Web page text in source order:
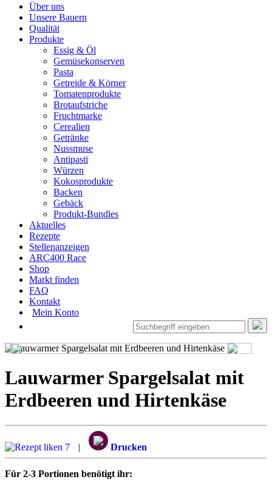
Über uns
Unsere Bauern
Qualität
Produkte
Essig & Öl
Gemüsekonserven
Pasta
Getreide & Körner
Tomatenprodukte
Brotaufstriche
Fruchtmarke
Cerealien
Getränke
Nussmuse
Antipasti
Würzen
Kokosprodukte
Backen
Gebäck
Produkt-Bundles
Aktuelles
Rezepte
Stellenanzeigen
ARC400 Race
Shop
Markt finden
FAQ
Kontakt
Mein Konto
Lauwarmer Spargelsalat mit
Erdbeeren und Hirtenkäse
7 | Drucken
Für 2-3 Portionen benötigt ihr: